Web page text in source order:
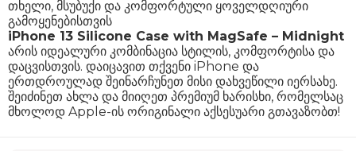
თხელი, მსუბუქი და კომფორტული ყოველდღიური
გამოყენებისთვის
iPhone 13 Silicone Case with MagSafe – Midnight
არის იდეალური კომბინაცია სტილის, კომფორტისა და
დაცვისთვის. დაიცავით თქვენი iPhone და
ერთდროულად შეინარჩუნეთ მისი დახვეწილი იერსახე.
შეიძინეთ ახლა და მიიღეთ პრემიუმ ხარისხი, რომელსაც
მხოლოდ Apple-ის ორიგინალი აქსესუარი გთავაზობთ!